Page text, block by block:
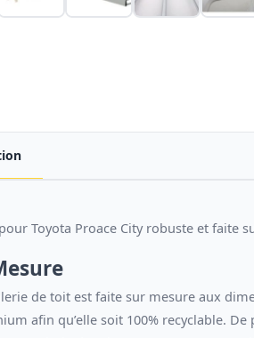
Toyota Proace City robuste et faite
de toit est faite sur mesure aux
afin qu’elle soit 100% recyclable.